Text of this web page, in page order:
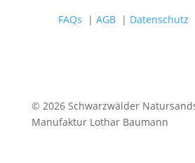
FAQs | AGB| Datenschutz
© 2026 Schwarzwälder
Manufaktur Lothar Baumann